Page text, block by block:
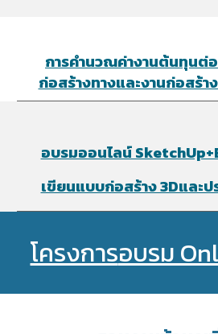
การคำนวณค่างานต้นทุนต่
ก่อสร้างทางและงานก่อสร้า
อบรมออนไลน์
เขียนแบบก่อสร้าง 3Dและป
โครงการอบรม